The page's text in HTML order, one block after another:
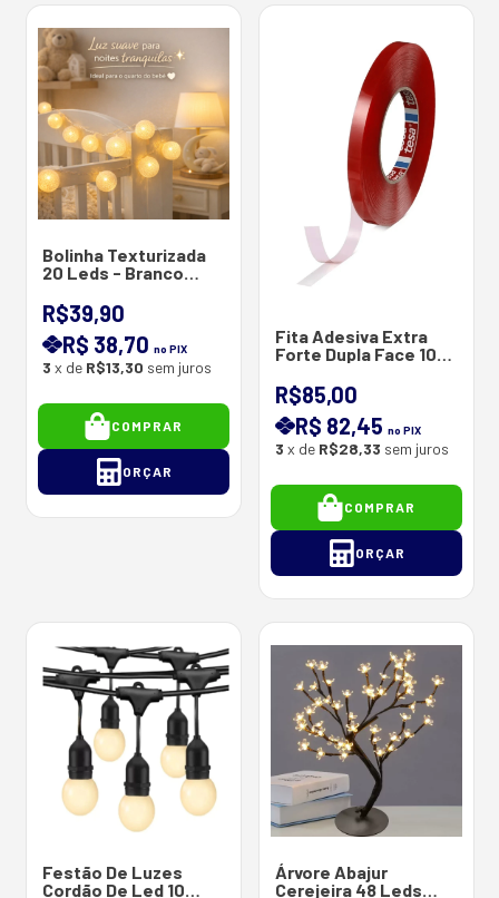
Bolinha Texturizada
20 Leds - Branco
- Bivolt
R$39,90
R$ 38,70no PIX
3 x de R$13,30 sem juros
COMPRAR
ORÇAR
Fita Adesiva Extra
Forte Dupla Face 10
R$85,00
R$ 82,45no PIX
3 x de R$28,33 sem juros
COMPRAR
ORÇAR
Festão De Luzes
Cordão De Led 10
Árvore Abajur
Cerejeira 48 Leds